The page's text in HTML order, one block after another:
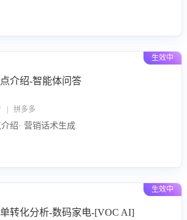
生效中
介绍-智能体问答
| 拼多多
绍· 营销话术生成
生效中
转化分析-数码家电-[VOC AI]